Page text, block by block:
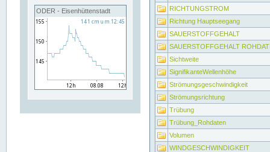
ODER - Eisenhüttenstadt
RICHTUNGSTROM
Richtung Hauptseegang
SAUERSTOFFGEHALT
SAUERSTOFFGEHALT
Sichtweite
SignifikanteWellenhöhe
Strömungsgeschwindigkeit
Strömungsrichtung
Trübung
Trübung_Rohdaten
Volumen
WINDGESCHWINDIGKEIT